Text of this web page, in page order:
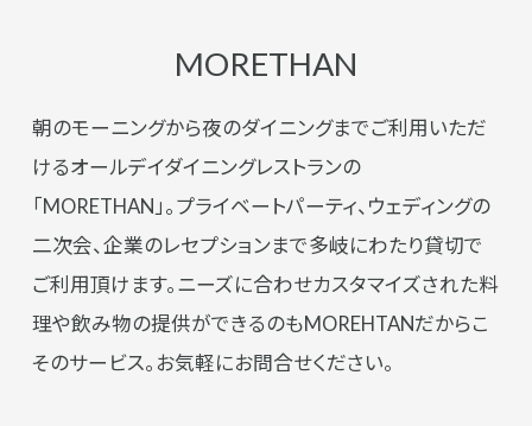
MORETHAN
朝のモーニングから夜のダイニングまでご利用いただ
けるオールデイダイニングレストランの
「MORETHAN」。プライベートパーティ、ウェディングの
二次会、企業のレセプションまで多岐にわたり貸切で
ご利用頂けます。ニーズに合わせカスタマイズされた料
理や飲み物の提供ができるのもMOREHTANだからこ
そのサービス。お気軽にお問合せください。